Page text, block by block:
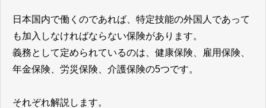
日本国内で働くのであれば、特定技能の外国人であって
も加入しなければならない保険があります。
義務として定められているのは、健康保険、雇用保険、
年金保険、労災保険、介護保険の5つです。
それぞれ解説します。